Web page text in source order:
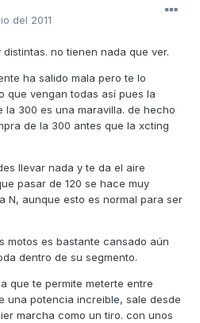
del 2011
no tienen nada que ver.
ha salido mala pero te lo
que vengan todas así pues la
la 300 es una maravilla. de hecho
de la 300 antes que la xcting
llevar nada y te da el aire
pasar de 120 se hace muy
N, aunque esto es normal para ser
motos es bastante cansado aún
dentro de su segmento.
que te permite meterte entre
una potencia increible, sale desde
marcha como un tiro. con unos